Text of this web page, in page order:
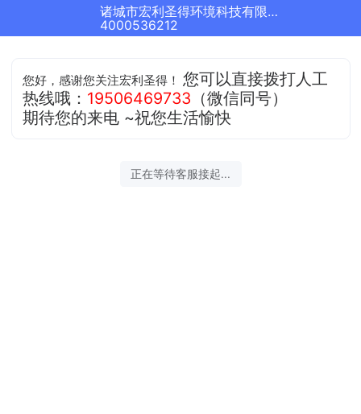
诸城市宏利圣得环境科技有限公司正在为您服务
4000536212
您好，感谢您关注宏利圣得！您可以直接拨打人工
热线哦： 19506469733 （微信同号）
期待您的来电 ~祝您生活愉快
正在等待客服接起...